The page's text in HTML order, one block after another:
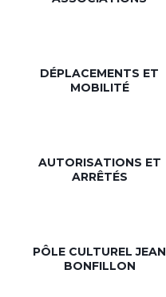
DÉPLACEMENTS ET
MOBILITÉ
AUTORISATIONS ET
ARRÊTÉS
PÔLE CULTUREL JEAN
BONFILLON